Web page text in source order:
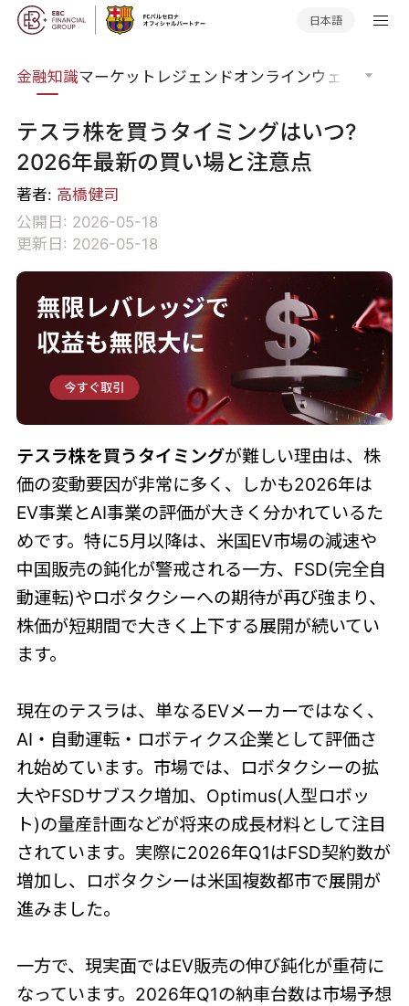
日本語
金融知識マーケットレジェンドオンラインウェビナー
テスラ株を買うタイミングはいつ?
2026年最新の買い場と注意点
著者: 高橋健司
公開日: 2026-05-18
更新日: 2026-05-18
テスラ株を買うタイミングが難しい理由は、株
価の変動要因が非常に多く、しかも2026年は
EV事業とAI事業の評価が大きく分かれているた
めです。特に5月以降は、米国EV市場の減速や
中国販売の鈍化が警戒される一方、FSD(完全自
動運転)やロボタクシーへの期待が再び強まり、
株価が短期間で大きく上下する展開が続いてい
ます。
現在のテスラは、単なるEVメーカーではなく、
AI・自動運転・ロボティクス企業として評価さ
れ始めています。市場では、ロボタクシーの拡
大やFSDサブスク増加、Optimus(人型ロボッ
ト)の量産計画などが将来の成長材料として注目
されています。実際に2026年Q1はFSD契約数が
増加し、ロボタクシーは米国複数都市で展開が
進みました。
一方で、現実面ではEV販売の伸び鈍化が重荷に
なっています。2026年Q1の納車台数は市場予想